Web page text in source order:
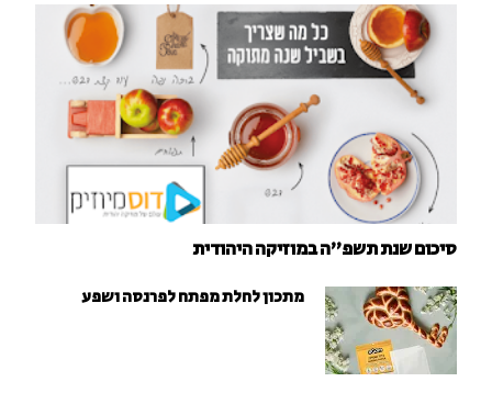
סיכום שנת תשפ"ה במוזיקה היהודית
מתכון לחלת מפתח לפרנסה ושפע